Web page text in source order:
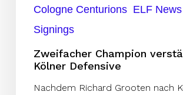
Cologne Centurions ELF News
Signings
Zweifacher Champion
Kölner Defensive
Nachdem Richard Grooten nach